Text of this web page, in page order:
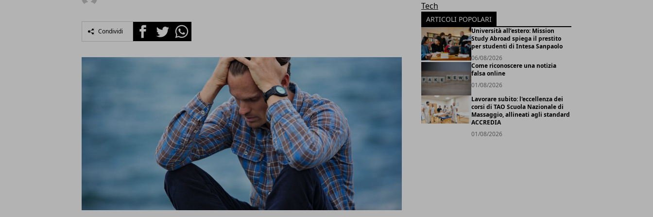
Condividi FacebookTwitterWhatsapp
Tech
ARTICOLI POPOLARI
Università all’estero: Mission
Study Abroad spiega il prestito
per studenti di Intesa Sanpaolo
06/08/2026
Come riconoscere una notizia
falsa online
01/08/2026
Lavorare subito: l'eccellenza dei
corsi di TAO Scuola Nazionale di
Massaggio, allineati agli standard
ACCREDIA
01/08/2026